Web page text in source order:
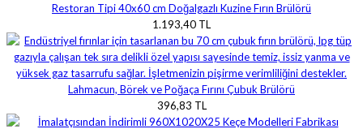
Restoran Tipi 40x60 cm Doğalgazlı Kuzine Fırın Brülörü
1.193,40 TL
Lahmacun, Börek ve Poğaça Fırını Çubuk Brülörü
396,83 TL